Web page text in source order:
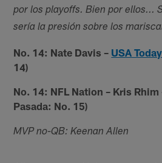
por los playoffs. Bien por ellos...
sería la presión sobre los
No. 14: Nate Davis – USA Today
14)
No. 14: NFL Nation – Kris Rhim
Pasada: No. 15)
MVP no-QB: Keenan Allen